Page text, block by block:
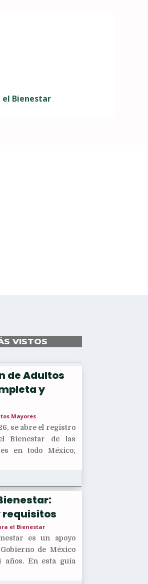
el Bienestar
VISTOS
de Adultos
y
Mayores
se abre el registro
Bienestar de las
en todo México,
requisitos
el Bienestar
es un apoyo
de México
años. En esta guía